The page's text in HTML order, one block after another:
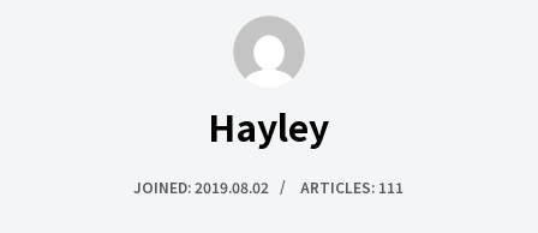
Hayley
JOINED: 2019.08.02 ARTICLES: 111